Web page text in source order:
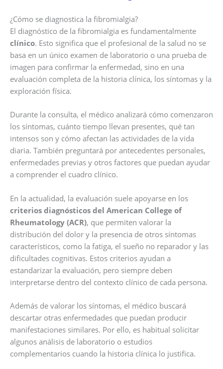
¿Cómo se diagnostica la fibromialgia?
El diagnóstico de la fibromialgia es fundamentalmente
clínico. Esto significa que el profesional de la salud no se
basa en un único examen de laboratorio o una prueba de
imagen para confirmar la enfermedad, sino en una
evaluación completa de la historia clínica, los síntomas y la
exploración física.
Durante la consulta, el médico analizará cómo comenzaron
los síntomas, cuánto tiempo llevan presentes, qué tan
intensos son y cómo afectan las actividades de la vida
diaria. También preguntará por antecedentes personales,
enfermedades previas y otros factores que puedan ayudar
a comprender el cuadro clínico.
En la actualidad, la evaluación suele apoyarse en los
criterios diagnósticos del American College of
Rheumatology (ACR), que permiten valorar la
distribución del dolor y la presencia de otros síntomas
característicos, como la fatiga, el sueño no reparador y las
dificultades cognitivas. Estos criterios ayudan a
estandarizar la evaluación, pero siempre deben
interpretarse dentro del contexto clínico de cada persona.
Además de valorar los síntomas, el médico buscará
descartar otras enfermedades que puedan producir
manifestaciones similares. Por ello, es habitual solicitar
algunos análisis de laboratorio o estudios
complementarios cuando la historia clínica lo justifica.